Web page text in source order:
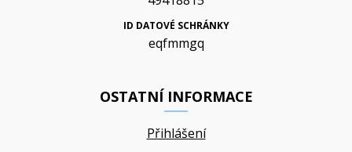
ID DATOVÉ SCHRÁNKY
eqfmmgq
OSTATNÍ INFORMACE
Přihlášení